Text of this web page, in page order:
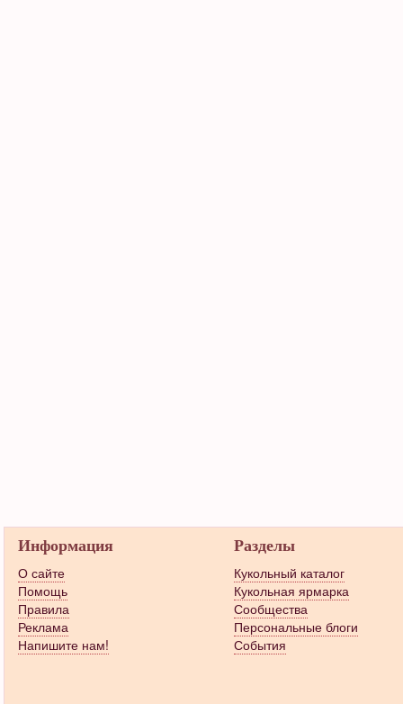
Информация
О сайте
Помощь
Правила
Реклама
Напишите нам!
Разделы
Кукольный каталог
Кукольная ярмарка
Сообщества
Персональные блоги
События